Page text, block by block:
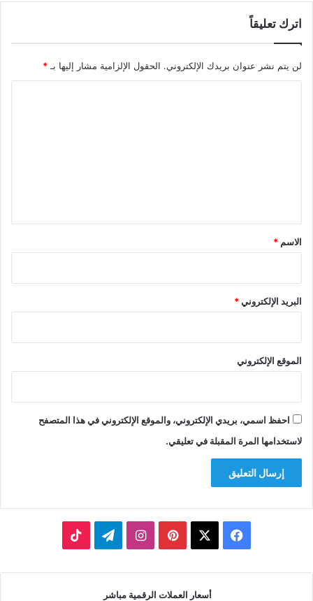
اترك تعليقاً
لن يتم نشر عنوان بريدك الإلكتروني. الحقول الإلزامية مشار إليها بـ *
*
الاسم *
البريد الإلكتروني*
الموقع الإلكتروني
احفظ اسمي، بريدي الإلكتروني، والموقع الإلكتروني في هذا المتصفح
لاستخدامها المرة المقبلة في تعليقي.
فيسبوك بينتيريستانستقرامتيلقرام
أسعار العملات الرقمية مباشر